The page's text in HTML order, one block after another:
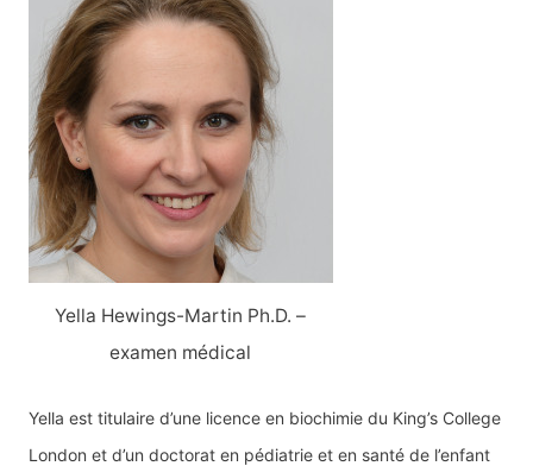
Yella Hewings-Martin Ph.D. –
examen médical
Yella est titulaire d’une licence en biochimie du King’s College
London et d’un doctorat en pédiatrie et en santé de l’enfant